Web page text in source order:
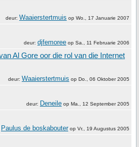
deur: Waaierstertmuis op Wo., 17 Januarie 2007
deur: djfemoree op Sa., 11 Februarie 2006
Al Gore oor die rol van die Internet
deur: Waaierstertmuis op Do., 06 Oktober 2005
deur: Deneile op Ma., 12 September 2005
Paulus de boskabouterop Vr., 19 Augustus 2005